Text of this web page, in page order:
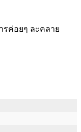
รค่อยๆ ละคลาย